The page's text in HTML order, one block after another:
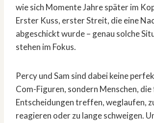
wie sich Momente Jahre später im
Erster Kuss, erster Streit, die eine
abgeschickt wurde – genau solche
stehen im Fokus.
Percy und Sam sind dabei keine
Com-Figuren, sondern Menschen, die
Entscheidungen treffen, weglaufen,
reagieren oder zu lange schweigen.